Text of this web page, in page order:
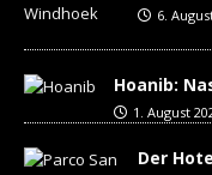
6.
Hoanib:
1. August
Der